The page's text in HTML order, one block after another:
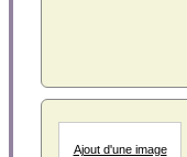
Ajout d'une image